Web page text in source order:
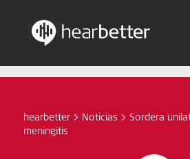
Skip
hearbetter > Noticias > Sordera
meningitis